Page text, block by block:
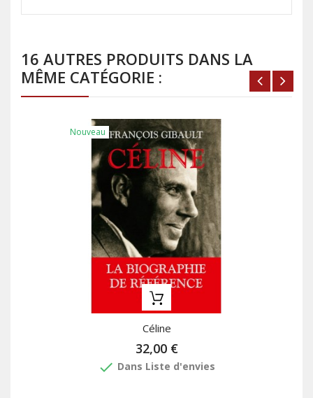
16 AUTRES PRODUITS DANS LA
MÊME CATÉGORIE :
Nouveau
Céline
32,00 €
done Dans Liste d'envies